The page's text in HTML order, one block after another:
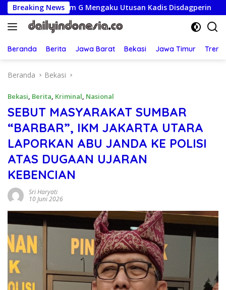
Langsung
ke
konten
Breaking News
G Mengaku Utusan Kadis Disdagperin Jaga Jakarta
Beranda Berita Jawa Barat Bekasi Jawa Timur
Beranda Bekasi
Bekasi, Berita, Kriminal, Nasional
SEBUT MASYARAKAT SUMBAR
“BARBAR”, IKM JAKARTA UTARA
LAPORKAN ABU JANDA KE POLISI
ATAS DUGAAN UJARAN
KEBENCIAN
Sri Haryati
10 Juni 2026